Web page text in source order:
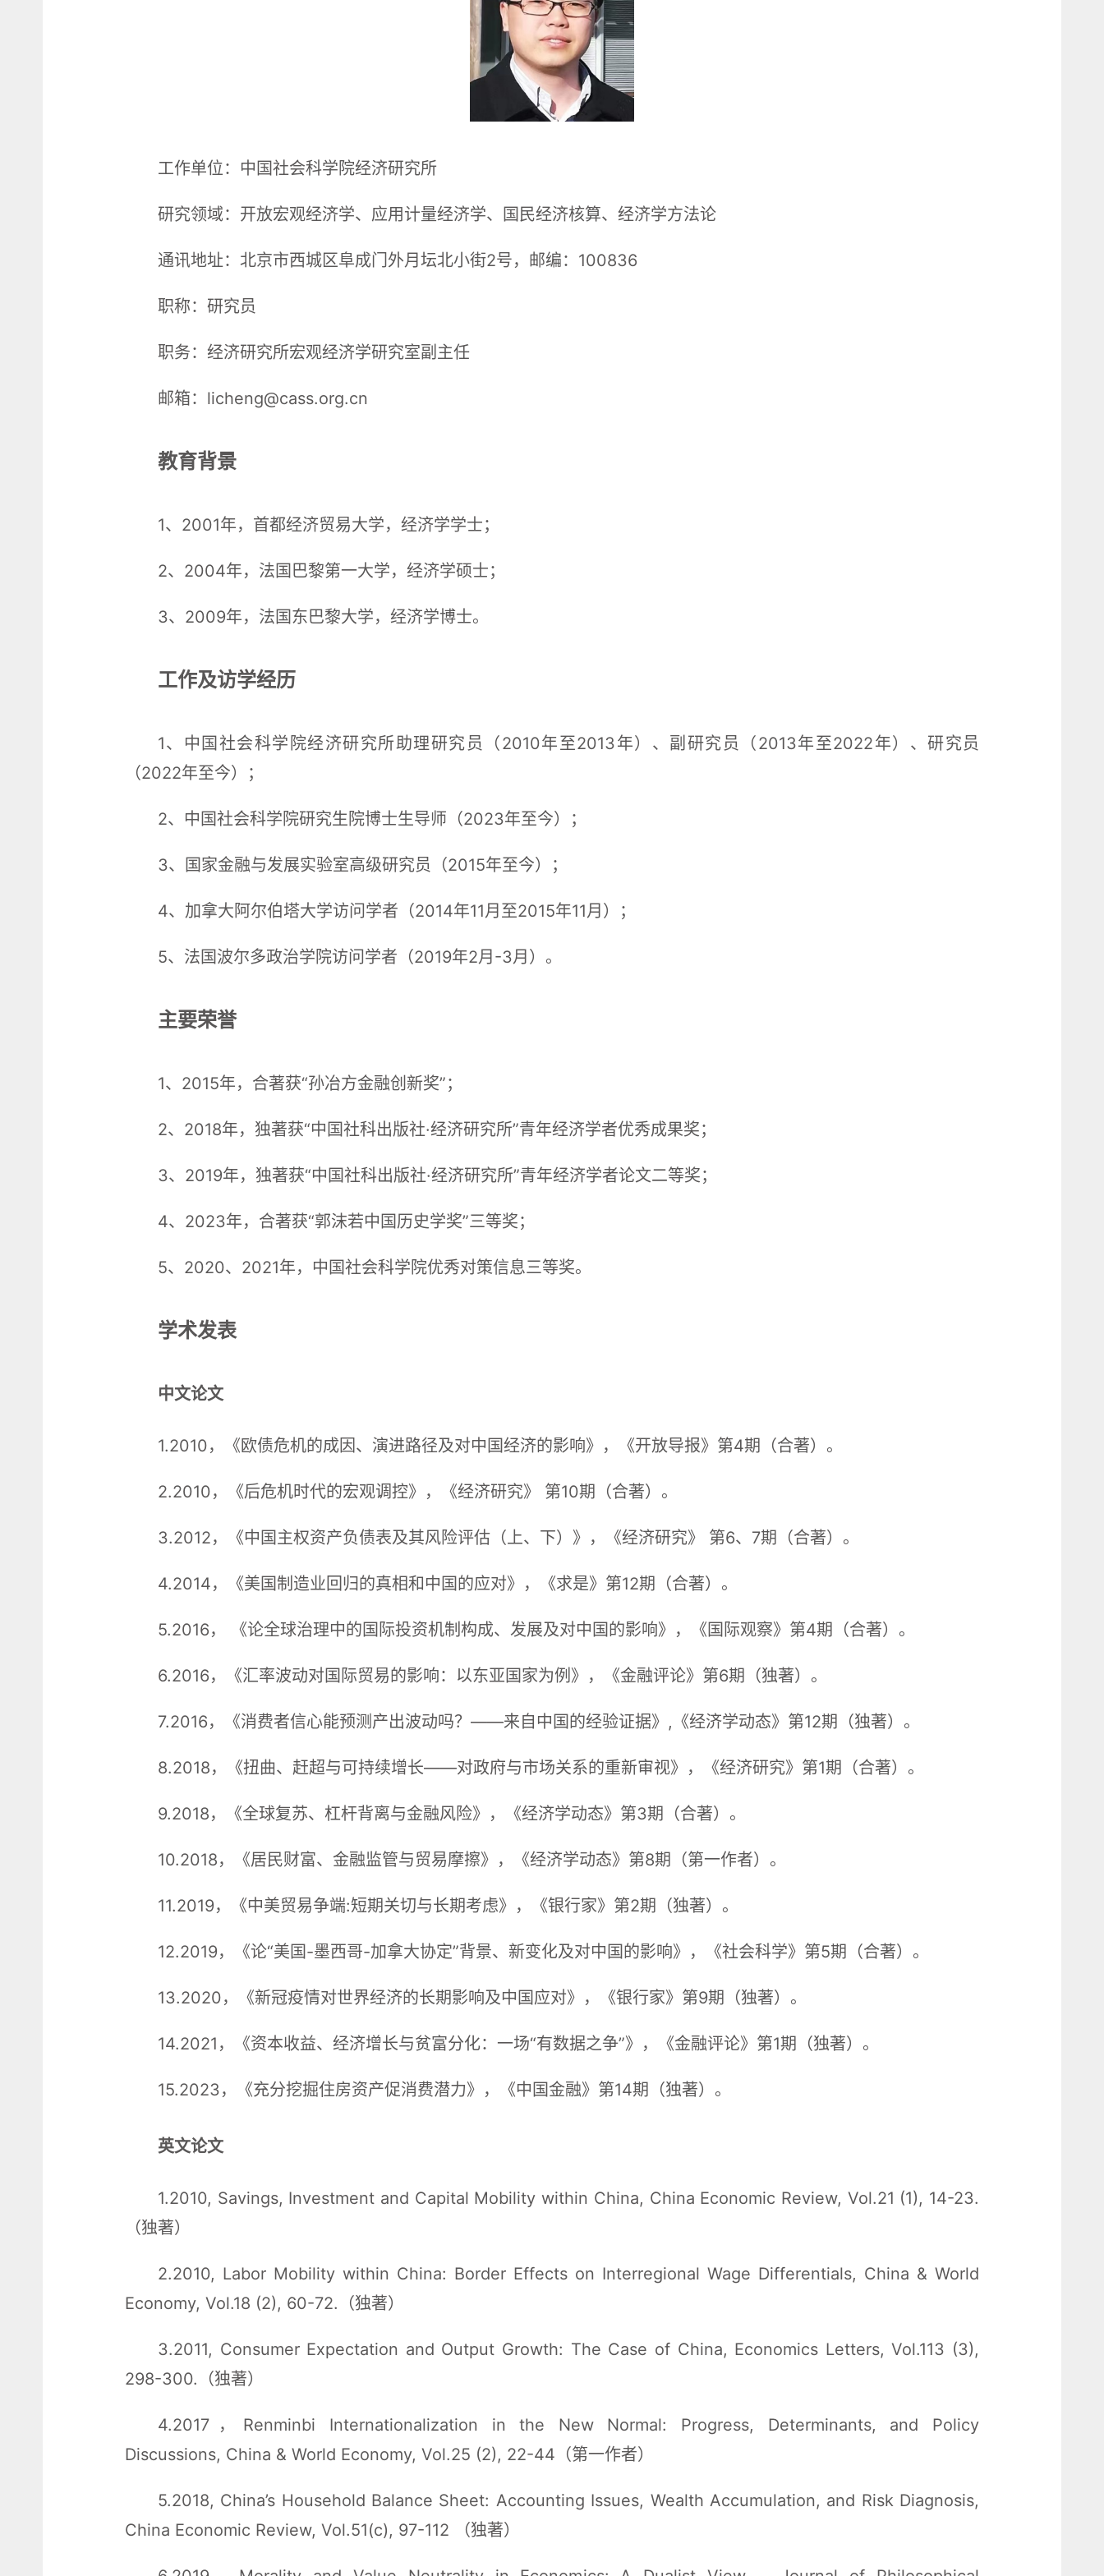
工作单位：中国社会科学院经济研究所
研究领域：开放宏观经济学、应用计量经济学、国民经济核算、经济学方法论
通讯地址：北京市西城区阜成门外月坛北小街2号，邮编：100836
职称：研究员
职务：经济研究所宏观经济学研究室副主任
邮箱：licheng@cass.org.cn
教育背景
1、2001年，首都经济贸易大学，经济学学士；
2、2004年，法国巴黎第一大学，经济学硕士；
3、2009年，法国东巴黎大学，经济学博士。
工作及访学经历
1、中国社会科学院经济研究所助理研究员（2010年至2013年）、副研究员（2013年至2022年）、研究员
（2022年至今）；
2、中国社会科学院研究生院博士生导师（2023年至今）；
3、国家金融与发展实验室高级研究员（2015年至今）；
4、加拿大阿尔伯塔大学访问学者（2014年11月至2015年11月）；
5、法国波尔多政治学院访问学者（2019年2月-3月）。
主要荣誉
1、2015年，合著获“孙冶方金融创新奖”；
2、2018年，独著获“中国社科出版社·经济研究所”青年经济学者优秀成果奖；
3、2019年，独著获“中国社科出版社·经济研究所”青年经济学者论文二等奖；
4、2023年，合著获“郭沫若中国历史学奖”三等奖；
5、2020、2021年，中国社会科学院优秀对策信息三等奖。
学术发表
中文论文
1.2010，《欧债危机的成因、演进路径及对中国经济的影响》，《开放导报》第4期（合著）。
2.2010，《后危机时代的宏观调控》，《经济研究》 第10期（合著）。
3.2012，《中国主权资产负债表及其风险评估（上、下）》，《经济研究》 第6、7期（合著）。
4.2014，《美国制造业回归的真相和中国的应对》，《求是》第12期（合著）。
5.2016， 《论全球治理中的国际投资机制构成、发展及对中国的影响》，《国际观察》第4期（合著）。
6.2016，《汇率波动对国际贸易的影响：以东亚国家为例》，《金融评论》第6期（独著）。
7.2016，《消费者信心能预测产出波动吗？——来自中国的经验证据》,《经济学动态》第12期（独著）。
8.2018，《扭曲、赶超与可持续增长——对政府与市场关系的重新审视》，《经济研究》第1期（合著）。
9.2018，《全球复苏、杠杆背离与金融风险》，《经济学动态》第3期（合著）。
10.2018，《居民财富、金融监管与贸易摩擦》，《经济学动态》第8期（第一作者）。
11.2019，《中美贸易争端:短期关切与长期考虑》，《银行家》第2期（独著）。
12.2019，《论“美国-墨西哥-加拿大协定”背景、新变化及对中国的影响》，《社会科学》第5期（合著）。
13.2020，《新冠疫情对世界经济的长期影响及中国应对》，《银行家》第9期（独著）。
14.2021，《资本收益、经济增长与贫富分化：一场“有数据之争”》，《金融评论》第1期（独著）。
15.2023，《充分挖掘住房资产促消费潜力》，《中国金融》第14期（独著）。
英文论文
1.2010, Savings, Investment and Capital Mobility within China, China Economic Review, Vol.21 (1), 14-23.
（独著）
2.2010, Labor Mobility within China: Border Effects on Interregional Wage Differentials, China & World
Economy, Vol.18 (2), 60-72.（独著）
3.2011, Consumer Expectation and Output Growth: The Case of China, Economics Letters, Vol.113 (3),
298-300.（独著）
4.2017，Renminbi Internationalization in the New Normal: Progress, Determinants, and Policy
Discussions, China & World Economy, Vol.25 (2), 22-44（第一作者）
5.2018, China’s Household Balance Sheet: Accounting Issues, Wealth Accumulation, and Risk Diagnosis,
China Economic Review, Vol.51(c), 97-112 （独著）